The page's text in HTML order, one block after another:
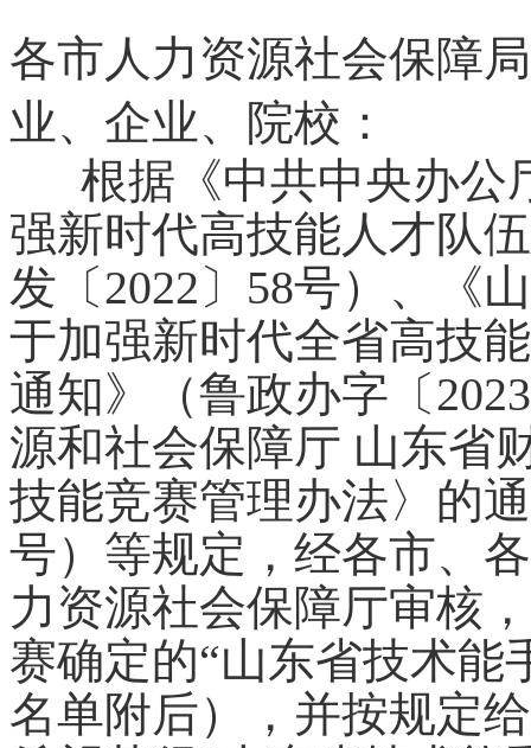
各市人力资源社会保障
业、企业、院校：
根据《中共中央办公
强新时代高技能人才队
发〔 2022〕58号）、《
于加强新时代全省高技
通知》（鲁政办字〔
源和社会保障厅 山东省
技能竞赛管理办法〉的
号）等规定，经各市、各
力资源社会保障厅审核
赛确定的“山东省技术能
名单附后），并按规定